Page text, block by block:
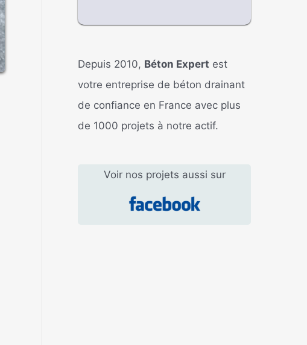
Depuis 2010, Béton Expert est
votre entreprise de béton drainant
de confiance en France avec plus
de 1000 projets à notre actif.
Voir nos projets aussi sur